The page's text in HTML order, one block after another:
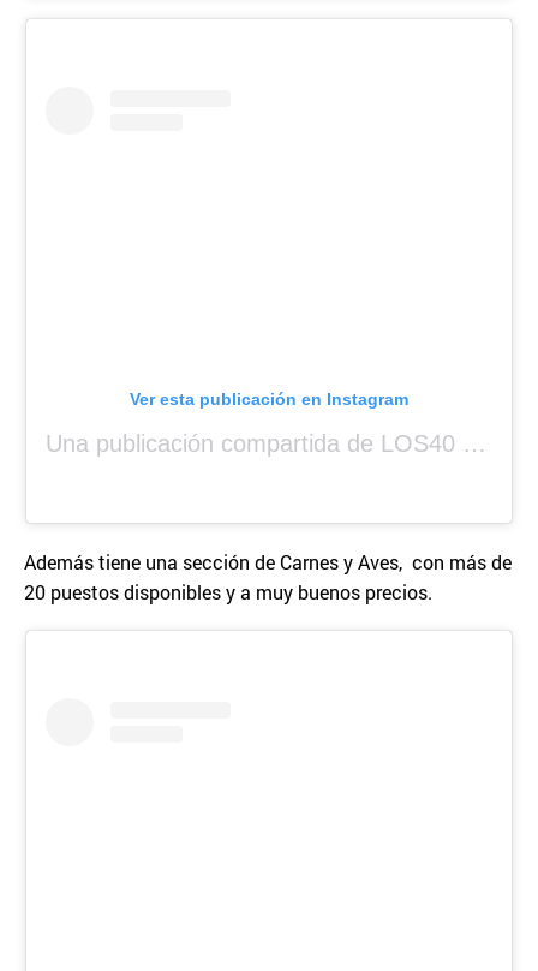
Ver esta publicación en Instagram
Una publicación compartida de LOS40 Panamá 🇵🇦 🎙️🎶 (@los40panama)
Además tiene una sección de Carnes y Aves, con más de
20 puestos disponibles y a muy buenos precios.